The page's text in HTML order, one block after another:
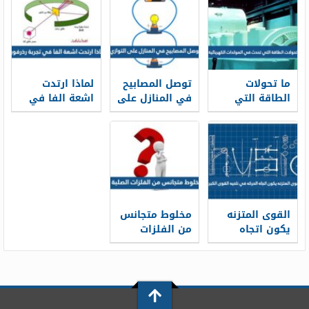
شفافين
مختلفين يسمى
نتائج التجارب
العملية
ما تحولات
الطاقة التي
تحدث في
المولدات
الكهربائية ؟
توصل المصابيح
في المنازل على
التوازي
لماذا ارتدت
اشعة الفا في
تجربة رذرفورد
القوى المتزنه
يكون اتجاه
الحركه في
مخلوط متجانس
من الفلزات
الصلبة